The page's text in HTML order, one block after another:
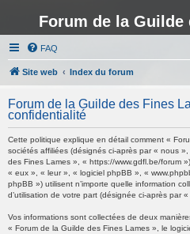
Forum de la Guilde
FAQ
Site web Index du forum
Forum de la Guilde des Fines
confidentialité
Cette politique explique en détail comment «
sociétés affiliées (désignés ci-après par « nous
des Fines Lames », « https://www.gdfl.be/forum
« eux », « leur », « logiciel phpBB », «
phpBB ») utilisent n’importe quelle information
d’utilisation de votre part (désignée ci-après par «
Vos informations sont collectées de deux
« Forum de la Guilde des Fines Lames », le